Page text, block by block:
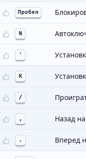
Пробел
N
'
K
/
, Назад
. Вперед